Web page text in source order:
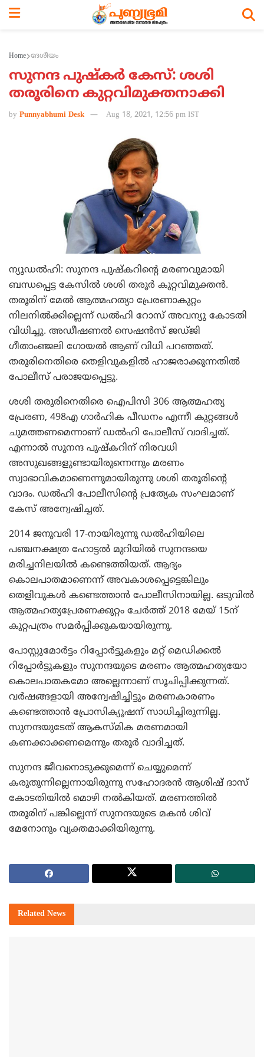
Home ദേശീയം
സുനന്ദ പുഷ്‌കര്‍ കേസ്: ശശി
തരൂരിനെ കുറ്റവിമുക്തനാക്കി
by Punnyabhumi Desk Aug 18, 2021, 12:56 pm IST
ന്യൂഡല്‍ഹി: സുനന്ദ പുഷ്‌കറിന്റെ മരണവുമായി
ബന്ധപ്പെട്ട കേസില്‍ ശശി തരൂര്‍ കുറ്റവിമുക്തന്‍.
തരൂരിന് മേല്‍ ആത്മഹത്യാ പ്രേരണാകുറ്റം
നിലനില്‍ക്കില്ലെന്ന് ഡല്‍ഹി റോസ് അവന്യു കോടതി
വിധിച്ചു. അഡീഷണല്‍ സെഷന്‍സ് ജഡ്ജി
ഗീതാംഞ്ജലി ഗോയല്‍ ആണ് വിധി പറഞ്ഞത്.
തരൂരിനെതിരെ തെളിവുകളില്‍ ഹാജരാക്കുന്നതില്‍
പോലീസ് പരാജയപ്പെട്ടു.
ശശി തരൂരിനെതിരെ ഐപിസി 306 ആത്മഹത്യ
പ്രേരണ, 498എ ഗാര്‍ഹിക പീഡനം എന്നീ കുറ്റങ്ങള്‍
ചുമത്തണമെന്നാണ് ഡല്‍ഹി പോലീസ് വാദിച്ചത്.
എന്നാല്‍ സുനന്ദ പുഷ്‌കറിന് നിരവധി
അസുഖങ്ങളുണ്ടായിരുന്നെന്നും മരണം
സ്വാഭാവികമാണെന്നുമായിരുന്നു ശശി തരൂരിന്റെ
വാദം. ഡല്‍ഹി പോലീസിന്റെ പ്രത്യേക സംഘമാണ്
കേസ് അന്വേഷിച്ചത്.
2014 ജനുവരി 17-നായിരുന്നു ഡല്‍ഹിയിലെ
പഞ്ചനക്ഷത്ര ഹോട്ടല്‍ മുറിയില്‍ സുനന്ദയെ
മരിച്ചനിലയില്‍ കണ്ടെത്തിയത്. ആദ്യം
കൊലപാതമാണെന്ന് അവകാശപ്പെട്ടെങ്കിലും
തെളിവുകള്‍ കണ്ടെത്താന്‍ പോലീസിനായില്ല. ഒടുവില്‍
ആത്മഹത്യപ്രേരണക്കുറ്റം ചേര്‍ത്ത് 2018 മേയ് 15ന്
കുറ്റപത്രം സമര്‍പ്പിക്കുകയായിരുന്നു.
പോസ്റ്റുമോര്‍ട്ടം റിപ്പോര്‍ട്ടുകളും മറ്റ് മെഡിക്കല്‍
റിപ്പോര്‍ട്ടുകളും സുനന്ദയുടെ മരണം ആത്മഹത്യയോ
കൊലപാതകമോ അല്ലെന്നാണ് സൂചിപ്പിക്കുന്നത്.
വര്‍ഷങ്ങളായി അന്വേഷിച്ചിട്ടും മരണകാരണം
കണ്ടെത്താന്‍ പ്രോസിക്യൂഷന് സാധിച്ചിരുന്നില്ല.
സുനന്ദയുടേത് ആകസ്മിക മരണമായി
കണക്കാക്കണമെന്നും തരൂര്‍ വാദിച്ചത്.
സുനന്ദ ജീവനൊടുക്കുമെന്ന് ചെയ്യുമെന്ന്
കരുതുന്നില്ലെന്നായിരുന്നു സഹോദരന്‍ ആശിഷ് ദാസ്
കോടതിയില്‍ മൊഴി നല്‍കിയത്. മരണത്തില്‍
തരൂരിന് പങ്കില്ലെന്ന് സുനന്ദയുടെ മകന്‍ ശിവ്
മേനോനും വ്യക്തമാക്കിയിരുന്നു.
Related News